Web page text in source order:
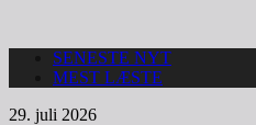
SENESTE NYT
MEST LÆSTE
29. juli 2026